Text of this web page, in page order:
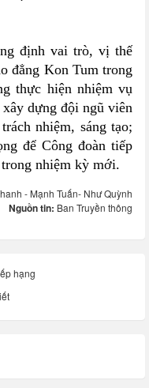
định vai trò, vị thế
đẳng Kon Tum trong
thực hiện nhiệm vụ
dựng đội ngũ viên
nhiệm, sáng tạo;
để Công đoàn tiếp
nhiệm kỳ mới.
- Mạnh Tuấn- Như Quỳnh
Nguồn tin: Ban Truyền thông
hạng